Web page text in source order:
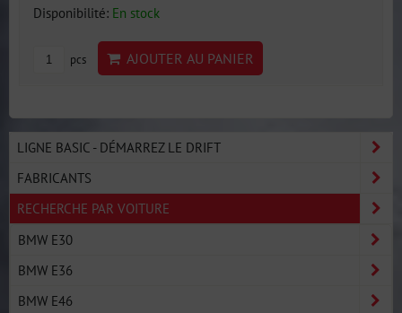
Disponibilité: En stock
pcs AJOUTER AU PANIER
LIGNE BASIC - DÉMARREZ LE DRIFT
FABRICANTS
RECHERCHE PAR VOITURE
BMW E30
BMW E36
BMW E46